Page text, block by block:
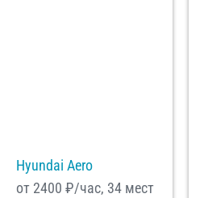
Hyundai Aero
от 2400 ₽/час, 34 мест